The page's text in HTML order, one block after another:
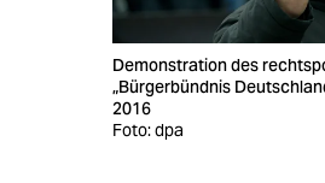
veranstaltungen
fragen & hilfe
Demonstration des
„Bürgerbündnis
2016
Foto: dpa